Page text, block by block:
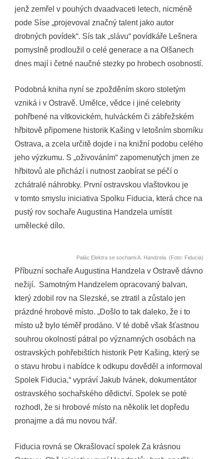
jenž zemřel v pouhých dvaadvaceti letech, nicméně
pode Síse „projevoval značný talent jako autor
drobných povídek“. Sís tak „slávu“ povídkáře Lešnera
pomyslně prodloužil o celé generace a na Olšanech
dnes mají i četné naučné stezky po hrobech osobností.
Podobná kniha nyní se zpožděním skoro stoletým
vzniká i v Ostravě. Umělce, vědce i jiné celebrity
pohřbené na vítkovickém, hulváckém či zábřežském
hřbitově připomene historik Kašing v letošním sborníku
Ostrava, a zcela určitě dojde i na knižní podobu celého
jeho výzkumu. S „oživováním“ zapomenutých jmen ze
hřbitovů ale přichází i nutnost zaobírat se péčí o
zchátralé náhrobky. První ostravskou vlaštovkou je
v tomto smyslu iniciativa Spolku Fiducia, která chce na
pustý rov sochaře Augustina Handzela umístit
umělecké dílo.
Palác Elektra se sochami A. Handzela. (Foto: Fiducia)
Příbuzní sochaře Augustina Handzela v Ostravě dávno
nežijí. Samotným Handzelem opracovaný balvan,
který zdobil rov na Slezské, se ztratil a zůstalo jen
prázdné hrobové místo. „Došlo to tak daleko, že i to
místo už bylo téměř prodáno. V té době však šťastnou
souhrou okolností pátral po významných osobách na
ostravských pohřebištích historik Petr Kašing, který se
o stavu hrobu i nabídce k odkupu dověděl a informoval
Spolek Fiducia,“ vypráví Jakub Ivánek, dokumentátor
ostravského sochařského dědictví. Spolek se poté
rozhodl, že si hrobové místo na několik let dopředu
pronajme a dá mu novou tvář.
Fiducia rovná se Okrašlovací spolek Za krásnou